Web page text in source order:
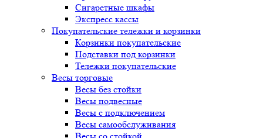
Сигаретные шкафы
Экспресс кассы
Покупательские тележки и корзинки
Корзинки покупательские
Подставки под корзинки
Тележки покупательские
Весы торговые
Весы без стойки
Весы подвесные
Весы с подключением
Весы самообслуживания